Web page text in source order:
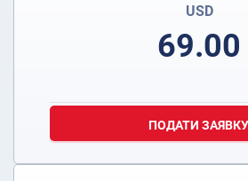
USD
69.00
ПОДАТИ ЗАЯВКУ